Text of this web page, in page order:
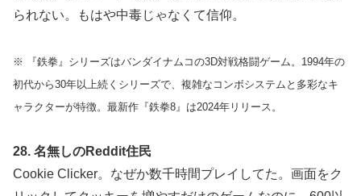
られない。もはや中毒じゃなくて信仰。
※ 『鉄拳』シリーズはバンダイナムコの3D対戦格闘ゲーム。1994年の
初代から30年以上続くシリーズで、複雑なコンボシステムと多彩なキ
ャラクターが特徴。最新作『鉄拳8』は2024年リリース。
28. 名無しのReddit住民
Cookie Clicker。なぜか数千時間プレイしてた。画面をク